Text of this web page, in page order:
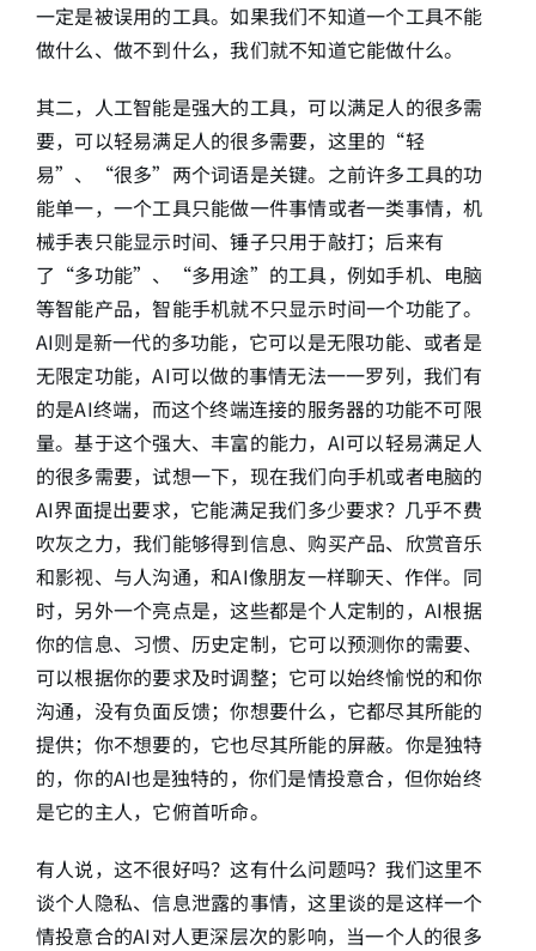
一定是被误用的工具。如果我们不知道一个工具不能
做什么、做不到什么，我们就不知道它能做什么。
其二，人工智能是强大的工具，可以满足人的很多需
要，可以轻易满足人的很多需要，这里的“轻
易”、“很多”两个词语是关键。之前许多工具的功
能单一，一个工具只能做一件事情或者一类事情，机
械手表只能显示时间、锤子只用于敲打；后来有
了“多功能”、“多用途”的工具，例如手机、电脑
等智能产品，智能手机就不只显示时间一个功能了。
AI则是新一代的多功能，它可以是无限功能、或者是
无限定功能，AI可以做的事情无法一一罗列，我们有
的是AI终端，而这个终端连接的服务器的功能不可限
量。基于这个强大、丰富的能力，AI可以轻易满足人
的很多需要，试想一下，现在我们向手机或者电脑的
AI界面提出要求，它能满足我们多少要求？几乎不费
吹灰之力，我们能够得到信息、购买产品、欣赏音乐
和影视、与人沟通，和AI像朋友一样聊天、作伴。同
时，另外一个亮点是，这些都是个人定制的，AI根据
你的信息、习惯、历史定制，它可以预测你的需要、
可以根据你的要求及时调整；它可以始终愉悦的和你
沟通，没有负面反馈；你想要什么，它都尽其所能的
提供；你不想要的，它也尽其所能的屏蔽。你是独特
的，你的AI也是独特的，你们是情投意合，但你始终
是它的主人，它俯首听命。
有人说，这不很好吗？这有什么问题吗？我们这里不
谈个人隐私、信息泄露的事情，这里谈的是这样一个
情投意合的AI对人更深层次的影响，当一个人的很多